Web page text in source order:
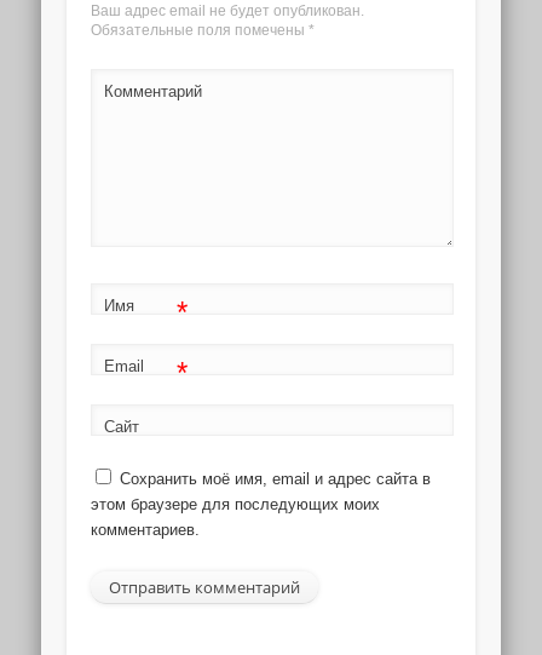
Ваш адрес email не будет опубликован.
Обязательные поля помечены *
Комментарий
Имя *
Email *
Сайт
Сохранить моё имя, email и адрес сайта в
этом браузере для последующих моих
комментариев.